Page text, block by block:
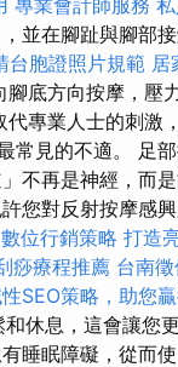
並在腳趾與腳部
台胞證照片規範 居
底方向按摩，壓
專業人士的刺激
常見的不適。 足
不再是神經，而
您對反射按摩感
數位行銷策略 打造
痧療程推薦 台南
SEO策略，助您
休息，這會讓您
睡眠障礙，從而